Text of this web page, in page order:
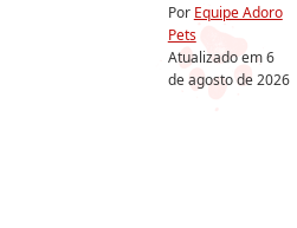
Por Equipe Adoro
Pets
Atualizado em6
de agosto de 2026